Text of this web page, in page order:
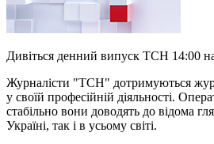
Дивіться денний випуск ТСН 14:00
Журналісти "ТСН" дотримуються
у своїй професійній діяльності.
стабільно вони доводять до відома
Україні, так і в усьому світі.